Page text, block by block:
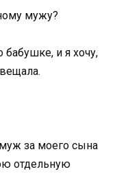
мужу?
и я хочу,
за моего сына
отдельную